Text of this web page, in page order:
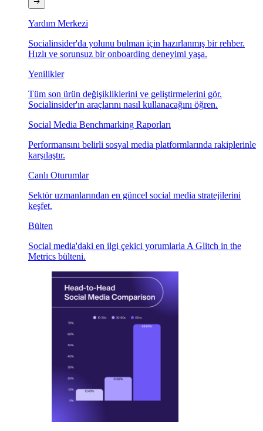
Yardım Merkezi
Socialinsider'da yolunu bulman için hazırlanmış bir rehber.
Hızlı ve sorunsuz bir onboarding deneyimi yaşa.
Yenilikler
Tüm son ürün değişikliklerini ve geliştirmelerini gör.
Socialinsider'ın araçlarını nasıl kullanacağını öğren.
Social Media Benchmarking Raporları
Performansını belirli sosyal media platformlarında rakiplerinle
karşılaştır.
Canlı Oturumlar
Sektör uzmanlarından en güncel social media stratejilerini
keşfet.
Bülten
Social media'daki en ilgi çekici yorumlarla A Glitch in the
Metrics bülteni.